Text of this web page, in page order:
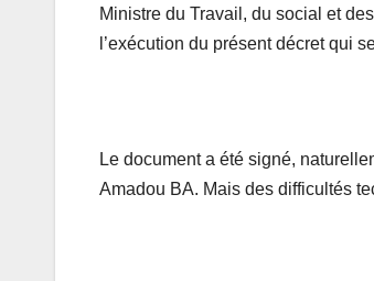
Ministre du Travail, du social et
l’exécution du présent décret qui
Le document a été signé,
Amadou BA. Mais des difficultés